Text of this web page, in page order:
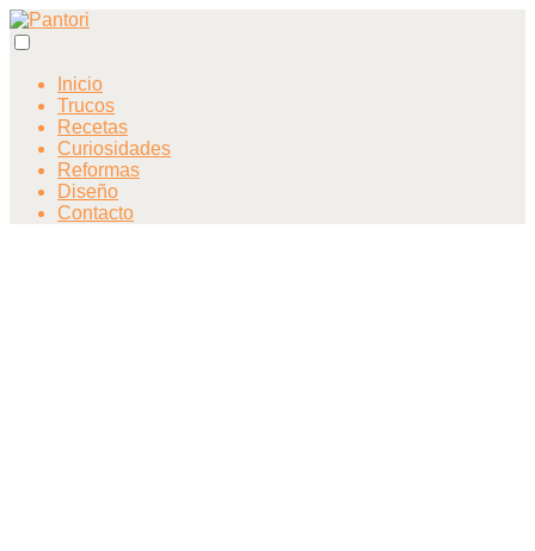
Inicio
Trucos
Recetas
Curiosidades
Reformas
Diseño
Contacto